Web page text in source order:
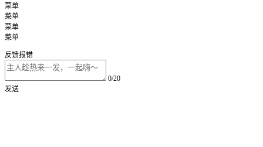
菜单
菜单
菜单
菜单
反馈报错
0/20
发送